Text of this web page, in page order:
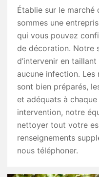
Établie sur le marché
sommes une
qui vous pouvez
de décoration. Notre
d’intervenir en taillant
aucune infection.
sont bien préparés,
et adéquats à
intervention, notre
nettoyer tout votre
renseignements
nous téléphoner.